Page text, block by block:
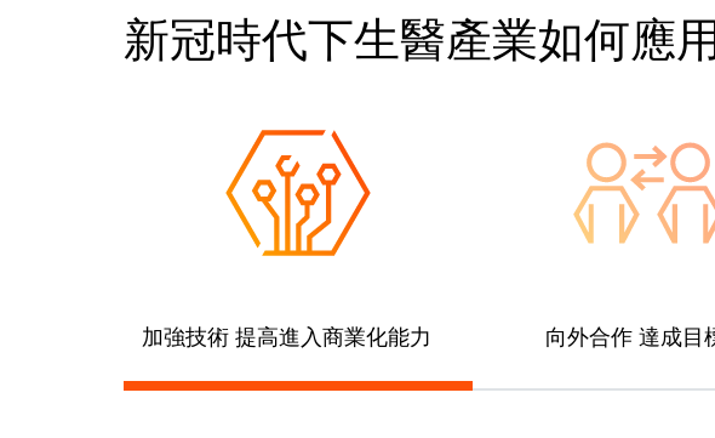
新冠時代下生醫產業如何應
加強技術 提高進入商業化能力 向外合作 達成目